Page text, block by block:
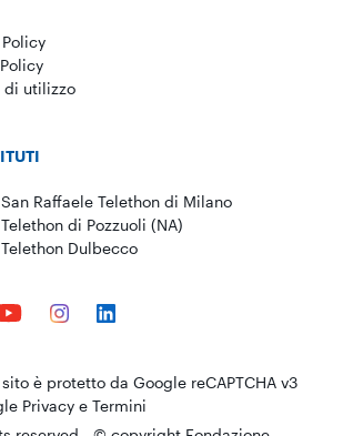
codice fiscale
di utilizzo
Raffaele Telethon di Milano
di Pozzuoli (NA)
Dulbecco
è protetto da Google reCAPTCHA v3
Privacy e Termini